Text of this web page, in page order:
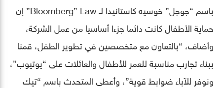
باسم “جوجل” خوسيه كاستانيدا لـ Bloomberg” Law” إن
حماية الأطفال كانت دائما جزءا أساسيا من عمل الشركة،
وأضاف، “بالتعاون مع متخصصين في تطوير الطفل، قمنا
ببناء تجارب مناسبة للعمر للأطفال والعائلات على “يوتيوب”،
ونوفر للآباء ضوابط قوية”، وأعطى المتحدث باسم “تيك